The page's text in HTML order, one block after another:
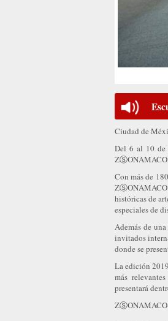
Ciudad de
Del 6 al 10 de
ZⓈONAMACO,
Con más de
ZⓈONAMACO
históricas de
especiales de
Además de
invitados
donde se
La edición
más
presentará
ZⓈONAMACO